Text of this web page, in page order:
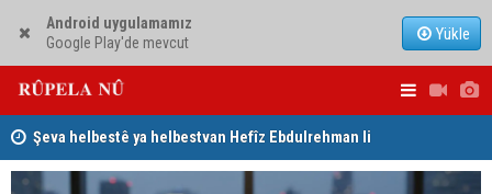
Android uygulamamız
Google Play'de mevcut
Yükle
Şeva helbestê ya helbestvan Hefîz Ebdulrehman li
Düsseldorfê Herêma